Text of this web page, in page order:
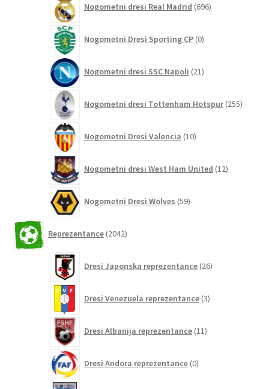
Nogometni dresi Real Madrid 696izdelkov
Nogometni Dresi Sporting CP 0izdelkov
Nogometni dresi SSC Napoli 21izdelkov
Nogometni dresi Tottenham Hotspur 255
Nogometni Dresi Valencia 10izdelkov
Nogometni dresi West Ham United 12izdelkov
Nogometni Dresi Wolves 59izdelkov
Reprezentance 2042izdelkov
Dresi Japonska reprezentance 26izdelkov
Dresi Venezuela reprezentance 3izdelki
Dresi Albanija reprezentance 11izdelkov
Dresi Andora reprezentance 0izdelkov